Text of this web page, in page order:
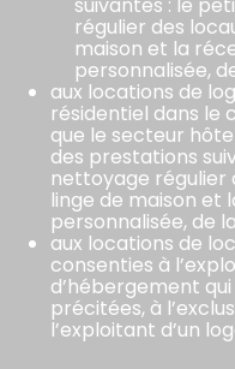
régulier des
maison et la
personnalisée,
aux locations de
résidentiel dans le
que le secteur
des prestations
nettoyage régulier
linge de maison et
personnalisée, de
aux locations de
consenties à
d’hébergement
précitées, à
l’exploitant d’un